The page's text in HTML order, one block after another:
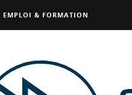
EMPLOI & FORMATION